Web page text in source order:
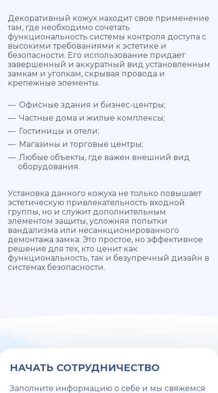
Декоративный кожух находит свое применение
там, где необходимо сочетать
функциональность системы контроля доступа с
высокими требованиями к эстетике и
безопасности. Его использование придает
завершенный и аккуратный вид установленным
замкам и уголкам, скрывая провода и
крепежные элементы.
Офисные здания и бизнес-центры;
Частные дома и жилые комплексы;
Гостиницы и отели;
Магазины и торговые центры;
Любые объекты, где важен внешний вид
оборудования.
Установка данного кожуха не только повышает
эстетическую привлекательность входной
группы, но и служит дополнительным
элементом защиты, усложняя попытки
вандализма или несанкционированного
демонтажа замка. Это простое, но эффективное
решение для тех, кто ценит как
функциональность, так и безупречный дизайн в
системах безопасности.
НАЧАТЬ СОТРУДНИЧЕСТВО
Заполните информацию о себе и мы свяжемся